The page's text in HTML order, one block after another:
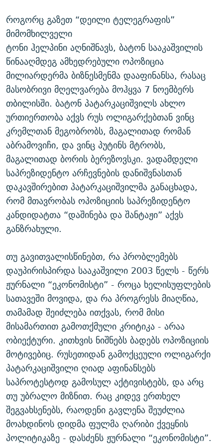
როგორც გაზეთ “დეილი ტელეგრაფის”
მიმომხილველი
ტონი ჰელპინი აღნიშნავს, ბატონ სააკაშვილის
წინააღმდეგ ამხედრებული ოპოზიცია
მილიარდერმა ბიზნესმენმა დააფინანსა, რასაც
მასობრივი მღელვარება მოჰყვა 7 ნოემბერს
თბილისში. ბატონ პატარკაციშვილს ახლო
ურთიერთობა აქვს რუს ოლიგარქებთან ვინც
კრემლთან მეგობრობს, მაგალითად რომან
აბრამოვიჩი, და ვინც პუტინს მტრობს,
მაგალითად ბორის ბერეზოვსკი. ვადამდელი
საპრეზიდენტო არჩევნების დანიშვნასთან
დაკავშირებით პატარკაციშვილმა განაცხადა,
რომ მთავრობას ოპოზიციის საპრეზიდენტო
კანდიდატთა “დაშინება და შანტაჟი” აქვს
განზრახული.
თუ გავითვალისწინებთ, რა პრობლემებს
დაუპირისპირდა სააკაშვილი 2003 წელს - წერს
ჟურნალი “ეკონომისტი” - როცა ხელისუფლების
სათავეში მოვიდა, და რა პროგრესს მიაღწია,
თამამად შეიძლება ითქვას, რომ მისი
მისამართით გამოთქმული კრიტიკა - არაა
ობიექტური. კითხვის ნიშნებს ბადებს ოპოზიციის
მოტივებიც. რუსეთიდან გამოქცეული ოლიგარქი
პატარკაციშვილი ღიად აფინანსებს
საპროტესტოდ გამოსულ აქტივისტებს, და არც
თუ უბრალო მიზნით. რაც კიდევ ერთხელ
შეგვახსენებს, რაოდენი გავლენა შეუძლია
მოახდინოს დიდმა ფულმა ღარიბი ქვეყნის
პოლიტიკაზე - დასძენს ჟურნალი “ეკონომისტი”.